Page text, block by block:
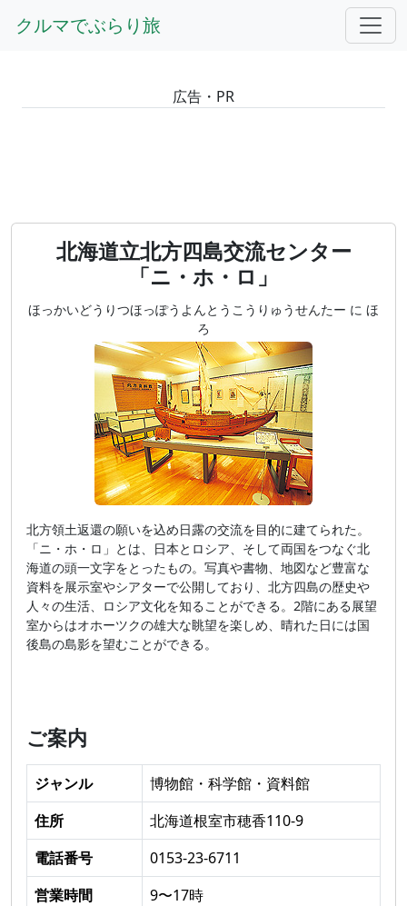
クルマでぶらり旅
GOTOトップ
北海道
北海道立北方四島交流センター「ニ・ホ・ロ」
広告・PR
北海道立北方四島交流センター
「ニ・ホ・ロ」
ほっかいどうりつほっぽうよんとうこうりゅうせんたー に ほ
ろ
北方領土返還の願いを込め日露の交流を目的に建てられた。
「ニ・ホ・ロ」とは、日本とロシア、そして両国をつなぐ北
海道の頭一文字をとったもの。写真や書物、地図など豊富な
資料を展示室やシアターで公開しており、北方四島の歴史や
人々の生活、ロシア文化を知ることができる。2階にある展望
室からはオホーツクの雄大な眺望を楽しめ、晴れた日には国
後島の島影を望むことができる。
ご案内
ジャンル
博物館・科学館・資料館
住所
北海道根室市穂香110-9
電話番号
0153-23-6711
営業時間
9〜17時